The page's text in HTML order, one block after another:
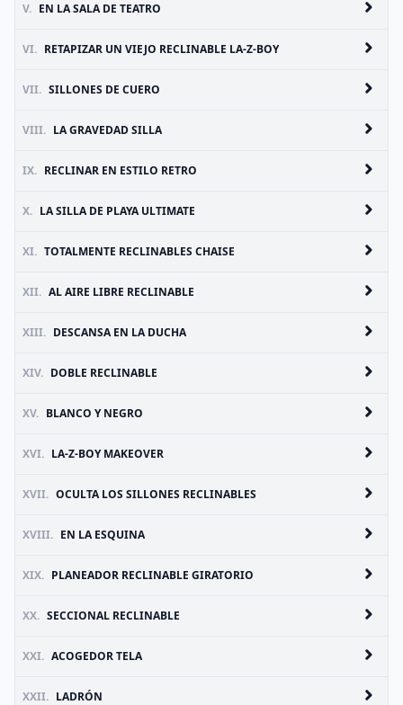
V. EN LA SALA DE TEATRO
VI. RETAPIZAR UN VIEJO RECLINABLE LA-Z-BOY
VII. SILLONES DE CUERO
VIII. LA GRAVEDAD SILLA
IX. RECLINAR EN ESTILO RETRO
X. LA SILLA DE PLAYA ULTIMATE
XI. TOTALMENTE RECLINABLES CHAISE
XII. AL AIRE LIBRE RECLINABLE
XIII. DESCANSA EN LA DUCHA
XIV. DOBLE RECLINABLE
XV. BLANCO Y NEGRO
XVI. LA-Z-BOY MAKEOVER
XVII. OCULTA LOS SILLONES RECLINABLES
XVIII. EN LA ESQUINA
XIX. PLANEADOR RECLINABLE GIRATORIO
XX. SECCIONAL RECLINABLE
XXI. ACOGEDOR TELA
XXII. LADRÓN